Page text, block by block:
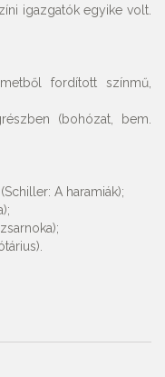
igazgatók egyike volt.
fordított színmű,
(bohózat, bem.
A haramiák);